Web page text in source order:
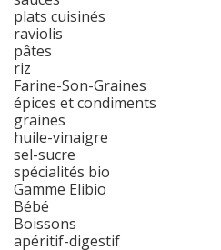
plats cuisinés
raviolis
pâtes
riz
Farine-Son-Graines
épices et condiments
graines
huile-vinaigre
sel-sucre
spécialités bio
Gamme Elibio
Bébé
Boissons
apéritif-digestif